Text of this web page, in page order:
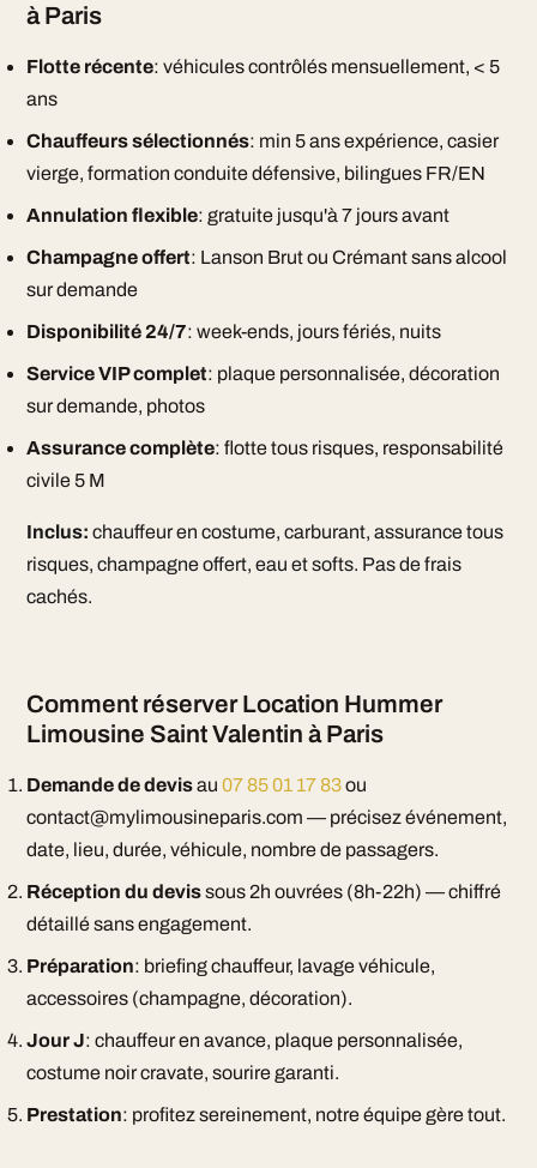
à Paris
Flotte récente: véhicules contrôlés mensuellement, < 5
ans
Chauffeurs sélectionnés: min 5 ans expérience, casier
vierge, formation conduite défensive, bilingues FR/EN
Annulation flexible: gratuite jusqu'à 7 jours avant
Champagne offert: Lanson Brut ou Crémant sans alcool
sur demande
Disponibilité 24/7: week-ends, jours fériés, nuits
Service VIP complet: plaque personnalisée, décoration
sur demande, photos
Assurance complète: flotte tous risques, responsabilité
civile 5 M
Inclus: chauffeur en costume, carburant, assurance tous
risques, champagne offert, eau et softs. Pas de frais
cachés.
Comment réserver Location Hummer
Limousine Saint Valentin à Paris
Demande de devisau 07 85 01 17 83ou
contact@mylimousineparis.com — précisez événement,
date, lieu, durée, véhicule, nombre de passagers.
Réception du devissous 2h ouvrées (8h-22h) — chiffré
détaillé sans engagement.
Préparation: briefing chauffeur, lavage véhicule,
accessoires (champagne, décoration).
Jour J: chauffeur en avance, plaque personnalisée,
costume noir cravate, sourire garanti.
Prestation: profitez sereinement, notre équipe gère tout.